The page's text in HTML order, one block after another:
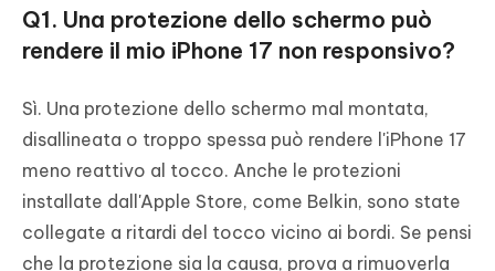
Q1. Una protezione dello schermo può
rendere il mio iPhone 17 non responsivo?
Sì. Una protezione dello schermo mal montata,
disallineata o troppo spessa può rendere l'iPhone 17
meno reattivo al tocco. Anche le protezioni
installate dall'Apple Store, come Belkin, sono state
collegate a ritardi del tocco vicino ai bordi. Se pensi
che la protezione sia la causa, prova a rimuoverla